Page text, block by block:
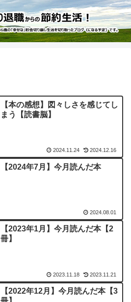
【本の感想】図々しさを感じてし
まう【読書脳】
2024.11.24 2024.12.16
【2024年7月】今月読んだ本
2024.08.01
【2023年1月】今月読んだ本【2
冊】
2023.11.18 2023.11.21
【2022年12月】今月読んだ本【3